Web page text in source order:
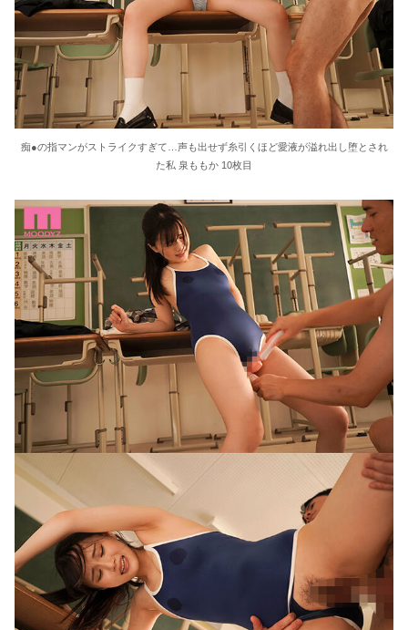
痴●の指マンがストライクすぎて…声も出せず糸引くほど愛液が溢れ出し堕とされ
た私 泉ももか 10枚目